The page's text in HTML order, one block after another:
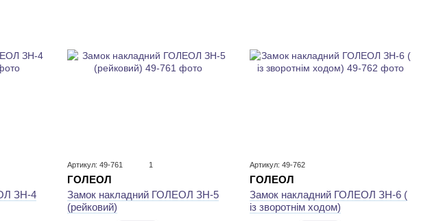
ЗН-4
Артикул: 49-761 1
ГОЛЕОЛ
Замок накладний ГОЛЕОЛ ЗН-5
(рейковий)
Артикул: 49-762
ГОЛЕОЛ
Замок накладний ГОЛЕОЛ ЗН-6 (
із зворотнім ходом)